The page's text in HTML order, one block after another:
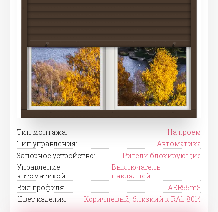
Тип монтажа:
На проем
Тип управления:
Автоматика
Запорное устройство:
Ригели блокирующие
Управление
автоматикой:
Выключатель
накладной
Вид профиля:
AER55mS
Цвет изделия:
Коричневый, близкий к RAL 8014